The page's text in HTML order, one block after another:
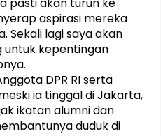
pasti akan turun ke
aspirasi mereka
Sekali lagi saya akan
untuk kepentingan
DPR RI serta
ia tinggal di Jakarta,
ikatan alumni dan
duduk di